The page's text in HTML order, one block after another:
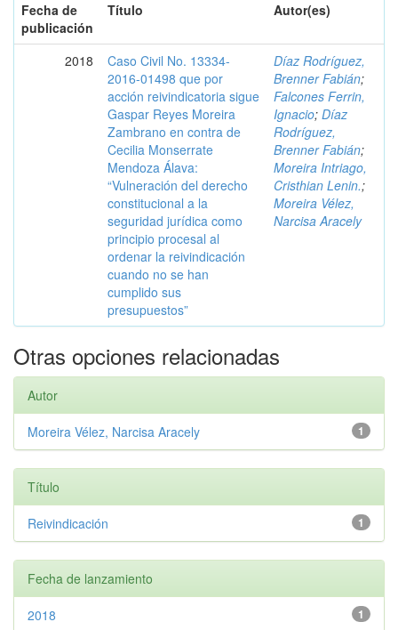
Fecha de
publicación
Título Autor(es)
2018
Caso Civil No. 13334-
2016-01498 que por
acción reivindicatoria sigue
Gaspar Reyes Moreira
Zambrano en contra de
Cecilia Monserrate
Mendoza Álava:
“Vulneración del derecho
constitucional a la
seguridad jurídica como
principio procesal al
ordenar la reivindicación
cuando no se han
cumplido sus
presupuestos”
Díaz Rodríguez,
Brenner Fabián;
Falcones Ferrin,
Ignacio; Díaz
Rodríguez,
Brenner Fabián;
Moreira Intriago,
Cristhian Lenin.;
Moreira Vélez,
Narcisa Aracely
Otras opciones relacionadas
Autor
1
Moreira Vélez, Narcisa Aracely
Título
1
Reivindicación
Fecha de lanzamiento
1
2018